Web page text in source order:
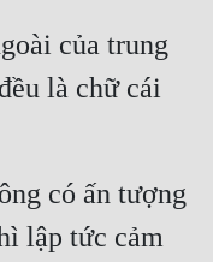
của trung
là chữ cái
có ấn tượng
lập tức cảm